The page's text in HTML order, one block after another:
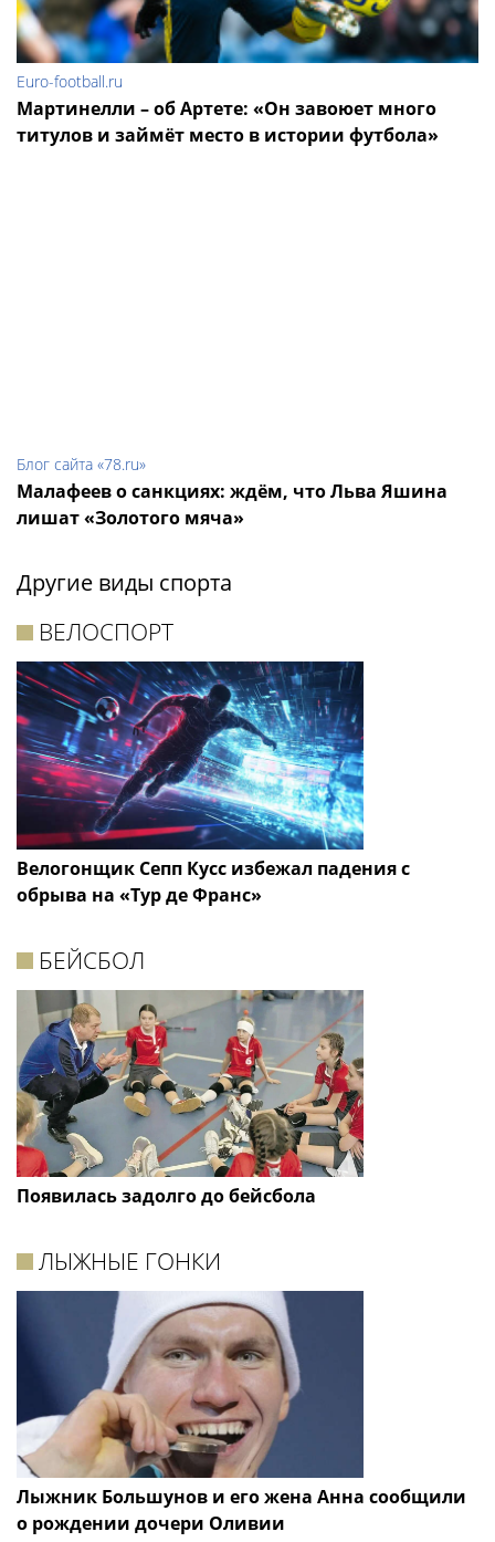
Euro-football.ru
Мартинелли – об Артете: «Он завоюет много
титулов и займёт место в истории футбола»
Блог сайта «78.ru»
Малафеев о санкциях: ждём, что Льва Яшина
лишат «Золотого мяча»
Другие виды спорта
ВЕЛОСПОРТ
Велогонщик Сепп Кусс избежал падения с
обрыва на «Тур де Франс»
БЕЙСБОЛ
Появилась задолго до бейсбола
ЛЫЖНЫЕ ГОНКИ
Лыжник Большунов и его жена Анна сообщили
о рождении дочери Оливии